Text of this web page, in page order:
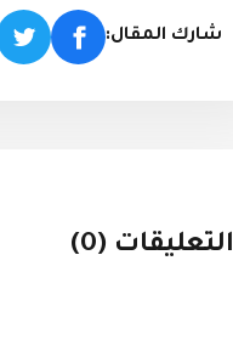
شارك المقال:
التعليقات (0)